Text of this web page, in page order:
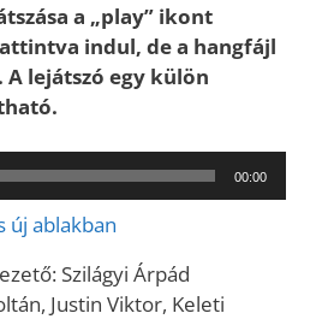
a „play” ikont
indul, de a hangfájl
lejátszó egy külön
00:00
új ablakban
Szilágyi Árpád
Justin Viktor, Keleti